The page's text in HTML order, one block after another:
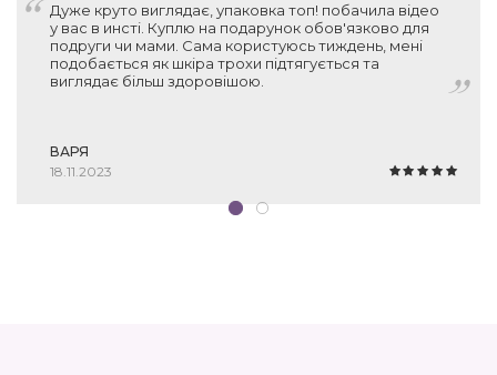
Дуже круто виглядає, упаковка топ! побачила відео
у вас в инсті. Куплю на подарунок обов'язково для
подруги чи мами. Сама користуюсь тиждень, мені
подобається як шкіра трохи підтягується та
виглядає більш здоровішою.
ВАРЯ
18.11.2023